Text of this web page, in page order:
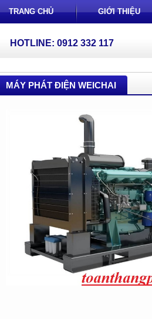
TRANG CHỦ GIỚI THIỆU
HOTLINE: 0912 332 117
MÁY PHÁT ĐIỆN WEICHAI